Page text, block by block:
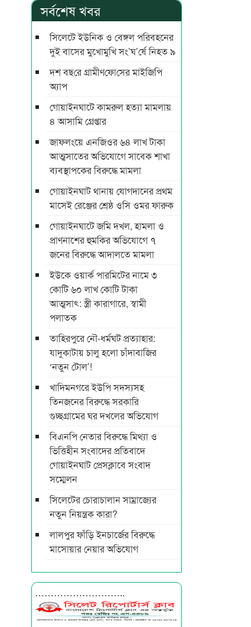
সর্বশেষ খবর
সিলেটে ইউনিক ও বেঙ্গল পরিবহনের
দুই বাসের মুখোমুখি সং’ঘ’র্ষে নিহত ৯
দশ বছ‌রে গ্রামীণ‌ফো‌সের মাইজিপি
অ্যাপ
গোয়াইনঘাটে কামরুল হত্যা মামলায়
৪ আসামি গ্রেপ্তার
জাফলংয়ে এনজিওর ৬৪ লাখ টাকা
আত্মসাতের অভিযোগে সাবেক শাখা
ব্যবস্থাপকের বিরুদ্ধে মামলা
গোয়াইনঘাট থানায় যোগদানের প্রথম
মাসেই রেঞ্জের শ্রেষ্ঠ ওসি ওমর ফারুক
গোয়াইনঘাটে জমি দখল, হামলা ও
প্রাণনাশের হুমকির অভিযোগে ৭
জনের বিরুদ্ধে আদালতে মামলা
ইউকে ওয়ার্ক পারমিটের নামে ৩
কোটি ৬০ লাখ কোটি টাকা
আত্মসাৎ: স্ত্রী কারাগারে, স্বামী
পলাতক
তাহিরপুরে নৌ-ধর্মঘট প্রত্যাহার:
যাদুকাটায় চালু হলো চাঁদাবাজির
‘নতুন টোল’!
খাদিমনগরে ইউপি সদস্যসহ
তিনজনের বিরুদ্ধে সরকারি
গুচ্ছগ্রামের ঘর দখলের অভিযোগ
বিএনপি নেতার বিরুদ্ধে মিথ্যা ও
ভিত্তিহীন সংবাদের প্রতিবাদে
গোয়াইনঘাট প্রেসক্লাবে সংবাদ
সম্মেলন
সিলেটের চোরাচালান সাম্রাজ্যের
নতুন নিয়ন্ত্রক কারা?
লালপুর ফাঁড়ি ইনচার্জের বিরুদ্ধে
মাসোয়ার নেয়ার অভিযোগ
………………………..